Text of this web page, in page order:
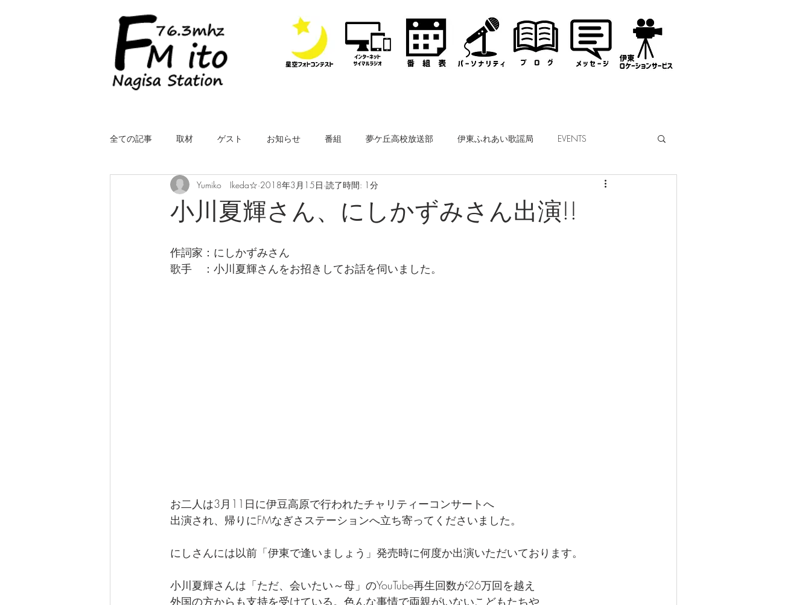
全ての記事 取材 ゲスト お知らせ 番組 夢ケ丘高校放送部 伊東ふれあい歌謡局 EVENTS
LIVE（中継） 星空スケッチ なぎさ・フリースタイルレディオ
小川夏輝さん、にしかずみさん出演!!
Yumiko Ikeda☆ 2018年3月15日 読了時間: 1分
作詞家：にしかずみさん
歌手　：小川夏輝さんをお招きしてお話を伺いました。
お二人は3月11日に伊豆高原で行われたチャリティーコンサートへ
出演され、帰りにFMなぎさステーションへ立ち寄ってくださいました。
にしさんには以前「伊東で逢いましょう」発売時に何度か出演いただいております。
小川夏輝さんは「ただ、会いたい～母」のYouTube再生回数が26万回を越え
外国の方からも支持を受けている。色んな事情で両親がいないこどもたちや